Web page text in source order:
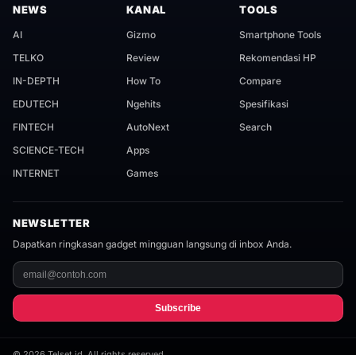
NEWS
AI
TELKO
IN-DEPTH
EDUTECH
FINTECH
SCIENCE-TECH
INTERNET
KANAL
Gizmo
Review
How To
Ngehits
AutoNext
Apps
Games
TOOLS
Smartphone Tools
Rekomendasi HP
Compare
Spesifikasi
Search
NEWSLETTER
Dapatkan ringkasan gadget mingguan langsung di inbox Anda.
Subscribe